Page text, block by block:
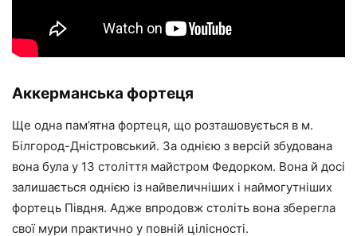
Аккерманська фортеця
Ще одна пам’ятна фортеця, що розташовується в м.
Білгород-Дністровський. За однією з версій збудована
вона була у 13 століття майстром Федорком. Вона й досі
залишається однією із найвеличніших і наймогутніших
фортець Півдня. Адже впродовж століть вона зберегла
свої мури практично у повній цілісності.